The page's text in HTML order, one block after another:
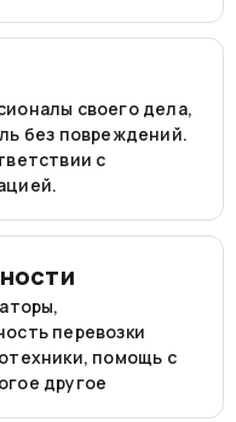
своего дела,
без повреждений.
с
перевозки
помощь с
другое